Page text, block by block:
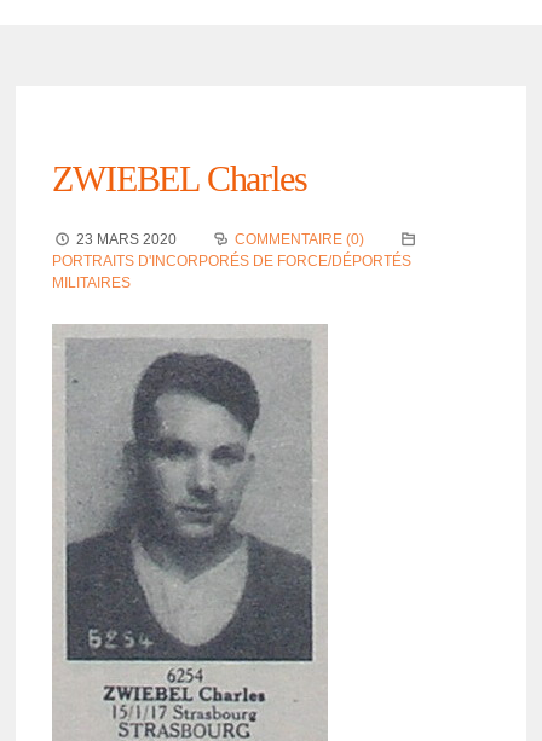
ZWIEBEL Charles
23 MARS 2020
COMMENTAIRE (0)
PORTRAITS D'INCORPORÉS DE FORCE/DÉPORTÉS
MILITAIRES